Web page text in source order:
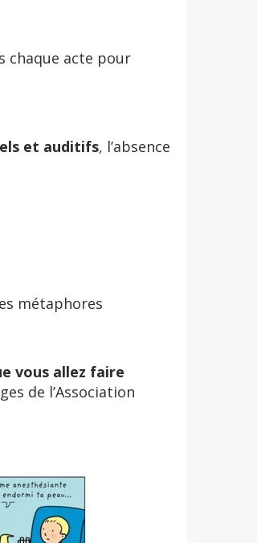
chaque acte pour
et auditifs, l’absence
métaphores
vous allez faire
de l’Association